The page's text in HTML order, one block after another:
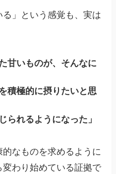
る」という感覚も、実は
甘いものが、そんなに
積極的に摂りたいと思
られるようになった」
なものを求めるように
わり始めている証拠で